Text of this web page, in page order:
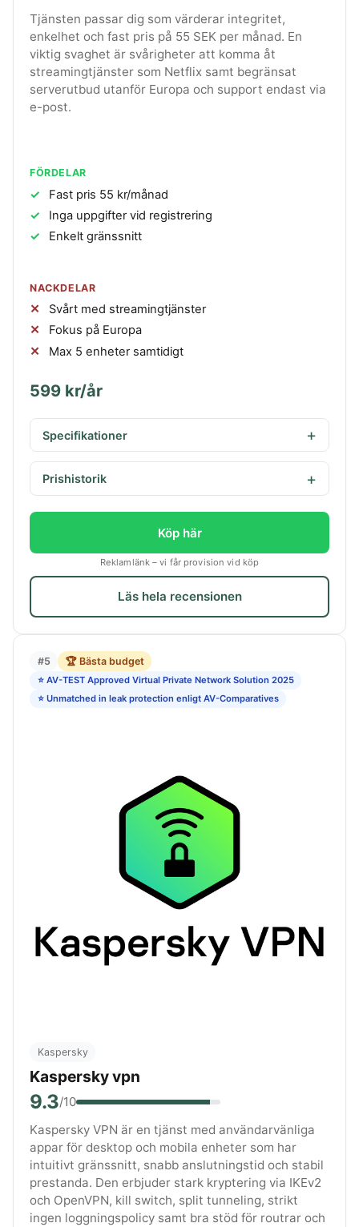
Tjänsten passar dig som värderar integritet,
enkelhet och fast pris på 55 SEK per månad. En
viktig svaghet är svårigheter att komma åt
streamingtjänster som Netflix samt begränsat
serverutbud utanför Europa och support endast via
e-post.
FÖRDELAR
Fast pris 55 kr/månad
Inga uppgifter vid registrering
Enkelt gränssnitt
NACKDELAR
Svårt med streamingtjänster
Fokus på Europa
Max 5 enheter samtidigt
599 kr/år
Specifikationer
Prishistorik
Köp här
Reklamlänk – vi får provision vid köp
Läs hela recensionen
#5 🏆 Bästa budget
⭐ AV-TEST Approved Virtual Private Network Solution 2025
⭐ Unmatched in leak protection enligt AV-Comparatives
Kaspersky
Kaspersky vpn
9.3/10
Kaspersky VPN är en tjänst med användarvänliga
appar för desktop och mobila enheter som har
intuitivt gränssnitt, snabb anslutningstid och stabil
prestanda. Den erbjuder stark kryptering via IKEv2
och OpenVPN, kill switch, split tunneling, strikt
ingen loggningspolicy samt bra stöd för routrar och